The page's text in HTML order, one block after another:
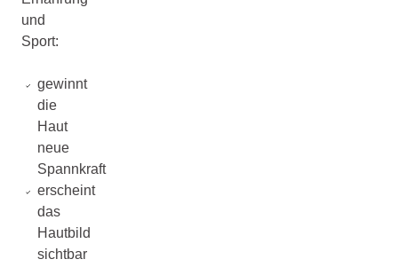
und
Sport:
gewinnt
die
Haut
neue
Spannkraft
erscheint
das
Hautbild
sichtbar